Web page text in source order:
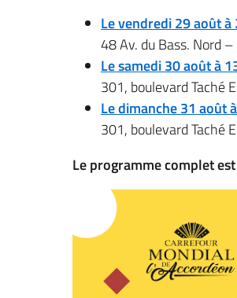
Le vendredi 29 août à
48 Av. du Bass. Nord
Le samedi 30 août à
301, boulevard Taché
Le dimanche 31 août
301, boulevard Taché
Le programme complet